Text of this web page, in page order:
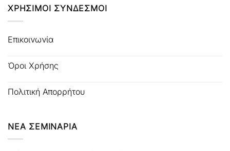
ΧΡΗΣΙΜΟΙ ΣΥΝΔΕΣΜΟΙ
Επικοινωνία
Όροι Χρήσης
Πολιτική Απορρήτου
ΝΕΑ ΣΕΜΙΝΑΡΙΑ